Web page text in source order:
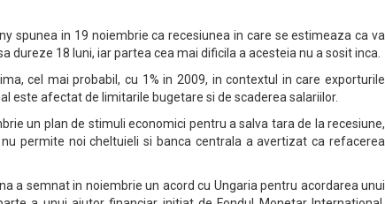
spunea in 19 noiembrie ca recesiunea in care se estimeaza ca va
dureze 18 luni, iar partea cea mai dificila a acesteia nu a sosit inca.
cel mai probabil, cu 1% in 2009, in contextul in care exporturile
este afectat de limitarile bugetare si de scaderea salariilor.
un plan de stimuli economici pentru a salva tara de la recesiune,
permite noi cheltuieli si banca centrala a avertizat ca refacerea
a semnat in noiembrie un acord cu Ungaria pentru acordarea unui